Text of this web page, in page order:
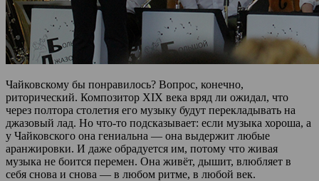
Чайковскому бы понравилось? Вопрос, конечно,
риторический. Композитор XIX века вряд ли ожидал, что
через полтора столетия его музыку будут перекладывать на
джазовый лад. Но что-то подсказывает: если музыка хороша, а
у Чайковского она гениальна — она выдержит любые
аранжировки. И даже обрадуется им, потому что живая
музыка не боится перемен. Она живёт, дышит, влюбляет в
себя снова и снова — в любом ритме, в любой век.